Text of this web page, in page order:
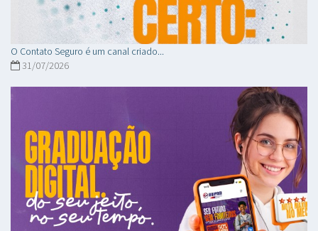
O Contato Seguro é um canal criado...
31/07/2026